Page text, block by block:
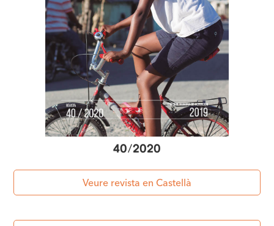
40/2020
Veure revista en Castellà